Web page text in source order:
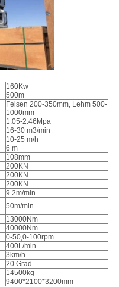
160Kw
500m
Felsen 200-350mm, Lehm 500-
1000mm
1.05-2.46Mpa
16-30 m3/min
10-25 m/h
6 m
108mm
200KN
200KN
200KN
9.2m/min
50m/min
13000Nm
40000Nm
0-50,0-100rpm
400L/min
3km/h
20 Grad
14500kg
9400*2100*3200mm